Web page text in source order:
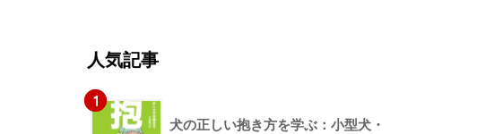
人気記事
1
犬の正しい抱き方を学ぶ：小型犬・